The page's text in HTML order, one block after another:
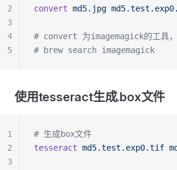
convert md5.jpg
# convert 为imagemagick的工具，
# brew search imagemagick
2
3
4
5
使用tesseract生成.box文件
# 生成box文件
tesseract md5.test.exp0.tif
1
2
3